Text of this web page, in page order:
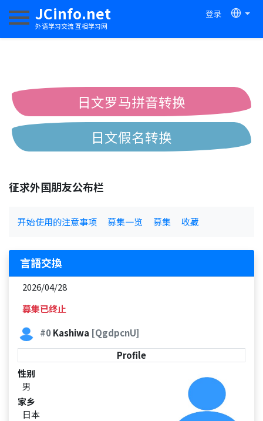
JCinfo.net
外语学习交流 互相学习网
登录
切换导航
日文罗马拼音转换
日文假名转换
征求外国朋友公布栏
开始使用的注意事项 募集一览 募集 收藏
言語交換
2026/04/28
募集已终止
#0Kashiwa [QgdpcnU]
Profile
性别
男
家乡
日本